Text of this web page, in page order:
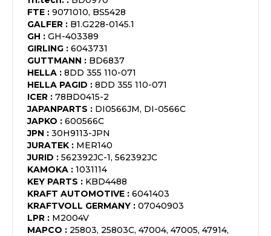
FTE : 9071010, BS5428
GALFER : B1.G228-0145.1
GH : GH-403389
GIRLING : 6043731
GUTTMANN : BD6837
HELLA : 8DD 355 110-071
HELLA PAGID : 8DD 355 110-071
ICER : 78BD0415-2
JAPANPARTS : DI0566JM, DI-0566C
JAPKO : 600566C
JPN : 30H9113-JPN
JURATEK : MER140
JURID : 562392JC-1, 562392JC
KAMOKA : 1031114
KEY PARTS : KBD4488
KRAFT AUTOMOTIVE : 6041403
KRAFTVOLL GERMANY : 07040903
LPR : M2004V
MAPCO : 25803, 25803C, 47004, 47005, 47914,